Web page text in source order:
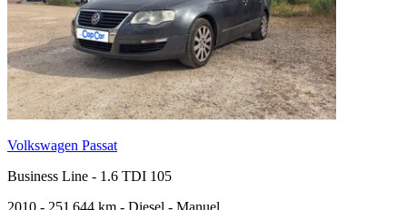
Volkswagen Passat
Business Line - 1.6 TDI 105